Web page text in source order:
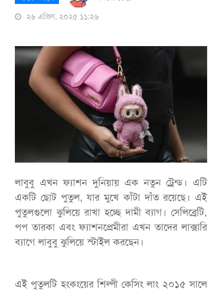
২৬ এপ্রিল, ২০২৫ ১১:২৬
লাবুবু এখন ফ্যাশন দুনিয়ায় এক নতুন ট্রেন্ড। এটি
একটি ছোট পুতুল, যার মুখে কাঁটা দাঁত রয়েছে। এই
পুতুলগুলো ঝুলিয়ে রাখা হচ্ছে দামী ব্যাগ। সেলিব্রেটি,
পপ তারকা এবং ফ্যাশনপ্রেমীরা এখন তাদের লাক্সারি
ব্যাগে লাবুবু ঝুলিয়ে স্টাইল করছেন।
এই পুতুলটি হংকংয়ের শিল্পী কেসিং লাং ২০১৫ সালে